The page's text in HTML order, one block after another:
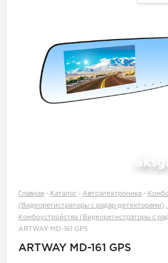
Главная - Каталог - Автоэлектроника -
(Видеорегистраторы с радар-
Комбоустройства (Видеорегистраторы с
ARTWAY MD-161 GPS
ARTWAY MD-161 GPS